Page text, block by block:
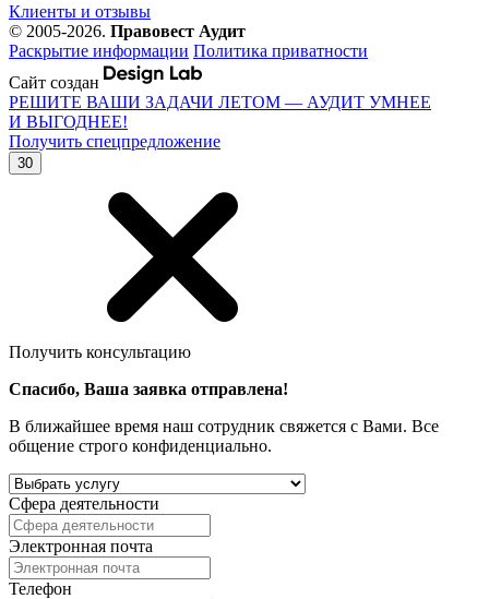
Клиенты и отзывы
© 2005-2026. Правовест Аудит
Раскрытие информации Политика приватности
Сайт создан
РЕШИТЕ ВАШИ ЗАДАЧИ ЛЕТОМ — АУДИТ УМНЕЕ
И ВЫГОДНЕЕ!
Получить спецпредложение
30
Получить консультацию
Спасибо, Ваша заявка отправлена!
В ближайшее время наш сотрудник свяжется с Вами. Все
общение строго конфиденциально.
Сфера деятельности
Электронная почта
Телефон